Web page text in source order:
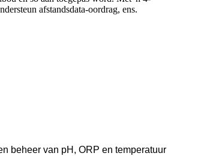
afstandsdata-oordrag, ens.
beheer van pH, ORP en temperatuur